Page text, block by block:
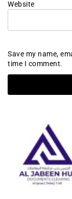
Website
Save my name,
time I comment.